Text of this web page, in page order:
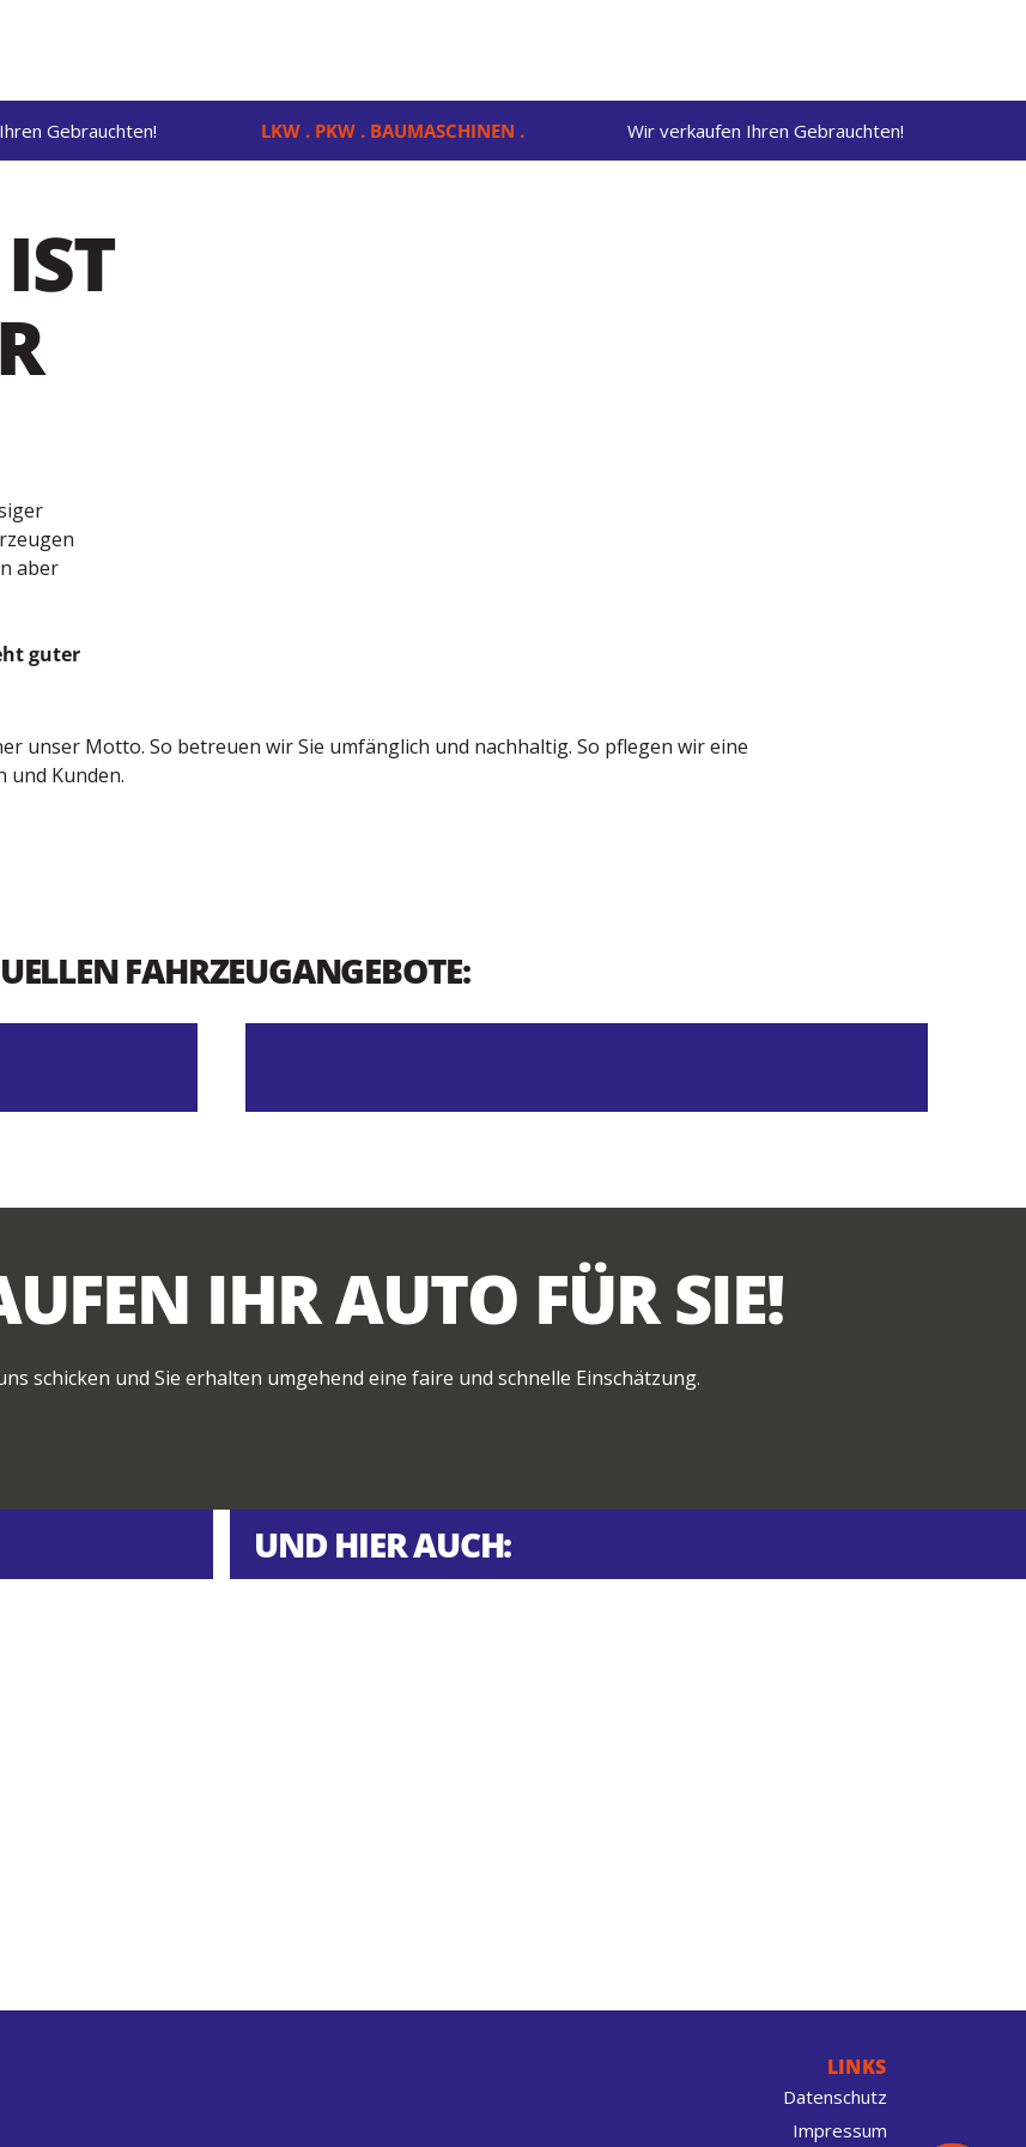
Gebrauchten! LKW . PKW . BAUMASCHINEN . Wir verkaufen Ihren Gebrauchten!
aber
guter
unser Motto. So betreuen wir Sie umfänglich und nachhaltig. So pflegen wir eine
und Kunden.
FAHRZEUGANGEBOTE:
IHR AUTO FÜR SIE!
schicken und Sie erhalten umgehend eine faire und schnelle Einschätzung.
UND HIER AUCH:
LINKS
Datenschutz
Impressum